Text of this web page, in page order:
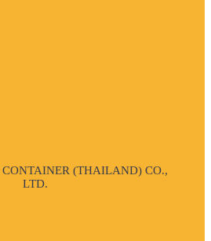
(THAILAND) CO.,
LTD.